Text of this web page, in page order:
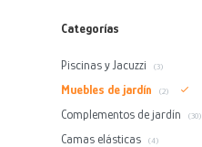
Categorías
Piscinas y Jacuzzi (3)
Muebles de jardín (2)
Complementos de jardín (30)
Camas elásticas (4)